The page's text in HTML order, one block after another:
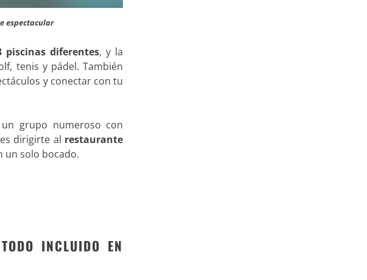
espectacular
piscinas diferentes, y la
tenis y pádel. También
y conectar con tu
grupo numeroso con
dirigirte al restaurante
un solo bocado.
INCLUIDO EN